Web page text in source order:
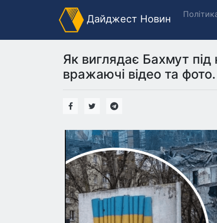
Дайджест Новин
Як виглядає Бахмут
вражаючі відео та фото.